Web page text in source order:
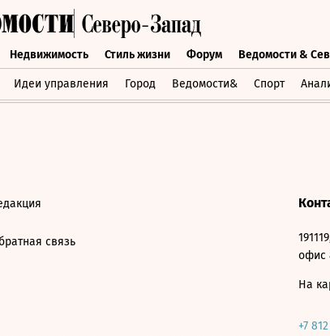
Недвижимость Стиль жизни Форум Ведомости &
Идеи управления Город Ведомости& Спорт
Недвижимость Стиль жизни Форум Ведомости
связь
офис
На
+7